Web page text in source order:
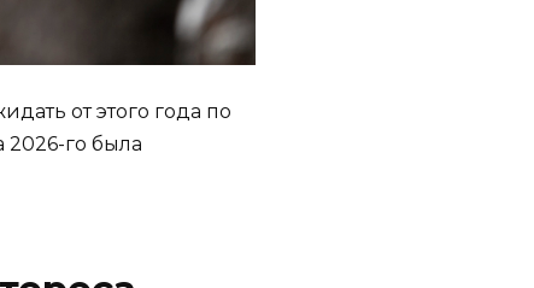
от этого года по
2026-го была